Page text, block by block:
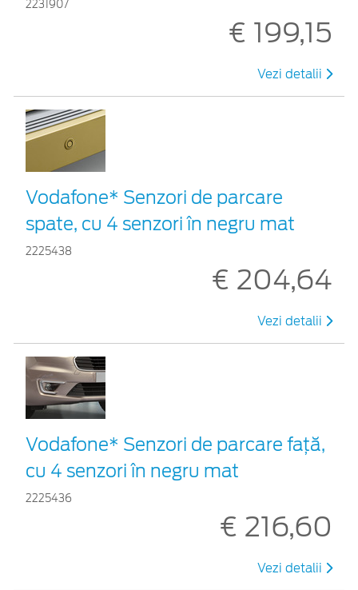
2231907
€ 199,15
Vezi detalii
Vodafone* Senzori de parcare
spate, cu 4 senzori în negru mat
2225438
€ 204,64
Vezi detalii
Vodafone* Senzori de parcare față,
cu 4 senzori în negru mat
2225436
€ 216,60
Vezi detalii